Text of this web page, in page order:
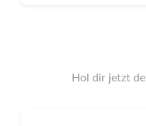
Hol dir jetzt